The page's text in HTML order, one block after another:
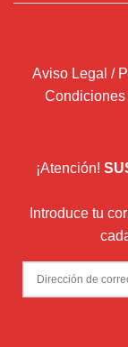
Aviso Legal /
¡Atención!
Introduce tu
Dirección
de